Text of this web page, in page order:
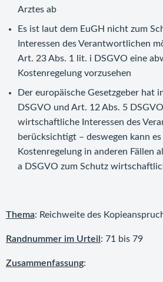
Arztes ab
Es ist laut dem EuGH nicht zum
Interessen des Verantwortlichen
Art. 23 Abs. 1 lit. i DSGVO eine
Kostenregelung vorzusehen
Der europäische Gesetzgeber hat
DSGVO und Art. 12 Abs. 5
wirtschaftliche Interessen des
berücksichtigt – deswegen kann
Kostenregelung in anderen Fällen
a DSGVO zum Schutz
Thema: Reichweite des
Randnummer im Urteil : 71 bis 79
Zusammenfassung: